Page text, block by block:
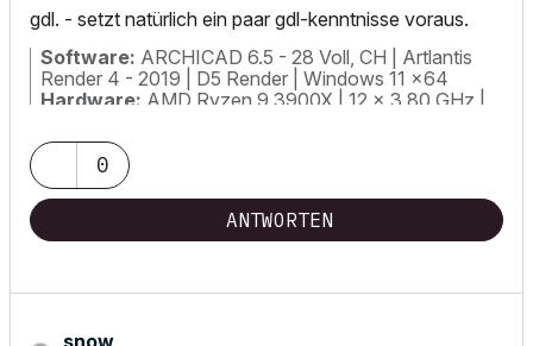
gdl. - setzt natürlich ein paar gdl-kenntnisse voraus.
Software: ARCHICAD 6.5 - 28 Voll, CH | Artlantis
Render 4 - 2019 | D5 Render | Windows 11 x64
Hardware: AMD Ryzen 9 3900X | 12 x 3.80 GHz |
0
ANTWORTEN
snow